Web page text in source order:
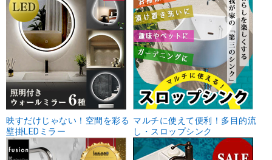
映すだけじゃない！空間を彩る
壁掛LEDミラー
マルチに使えて便利！多目的流
し・スロップシンク